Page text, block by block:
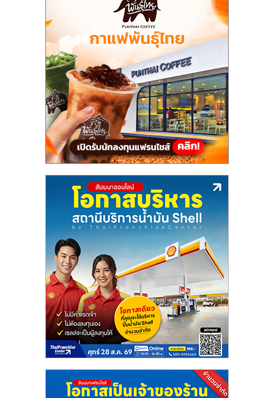
ไชส์
ขาย
แฟ
ไชส์
ไชส์
ขาย
หน้า